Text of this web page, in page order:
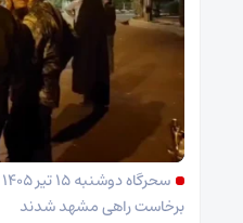
برخاست راهی مشهد شدند